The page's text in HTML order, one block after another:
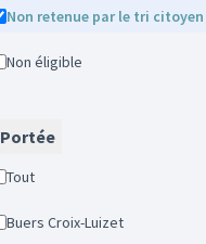
Non retenue par le tri citoyen
Non éligible
Portée
Tout
Buers Croix-Luizet